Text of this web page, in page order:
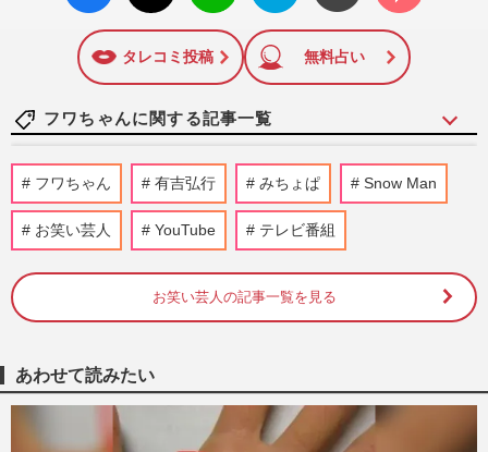
面に掲載された記事から、インターネット利用者層にとって
特に関心の高い題材の記事を、WEB向けにリライトして配信
しています！
に追加
タレコミ投稿 無料占い
フワちゃんに関する記事一覧
村重杏奈、オリラジ藤森慎吾から自宅“出
入り禁止”にされて「わかる気がする」の
声、狙うはフワちゃんのポ…
【フワちゃんプロレス】川島明・有吉弘行
が指摘！『帰った芸能人』への苦言と社長
週刊女性PRIME
やす子『呼び出し先生タナカ』でのKEY
フワちゃん 有吉弘行 みちょぱ Snow Man
お笑い芸人 YouTube テレビ番組
お笑い芸人の記事一覧を見る
あわせて読みたい